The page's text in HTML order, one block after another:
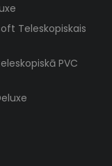
Teleskopiskais
PVC